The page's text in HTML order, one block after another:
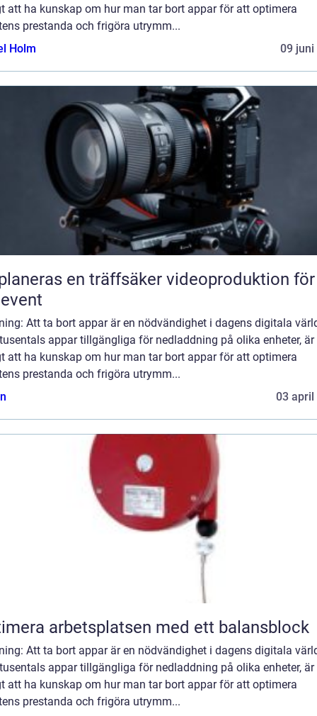
att ha kunskap om hur man tar bort appar för att optimera
prestanda och frigöra utrymm...
Holm
09 juni
en träffsäker videoproduktion för
Att ta bort appar är en nödvändighet i dagens digitala
appar tillgängliga för nedladdning på olika enheter, är
att ha kunskap om hur man tar bort appar för att optimera
prestanda och frigöra utrymm...
03 april
arbetsplatsen med ett balansblock
Att ta bort appar är en nödvändighet i dagens digitala
appar tillgängliga för nedladdning på olika enheter, är
att ha kunskap om hur man tar bort appar för att optimera
prestanda och frigöra utrymm...